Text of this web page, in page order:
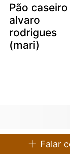
Pão
alvaro
rodrigues
(mari)
Falar